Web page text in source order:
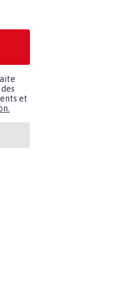
et